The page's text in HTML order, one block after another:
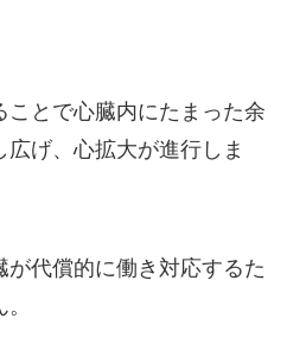
ことで心臓内にたまった余
げ、心拡大が進行しま
が代償的に働き対応するた